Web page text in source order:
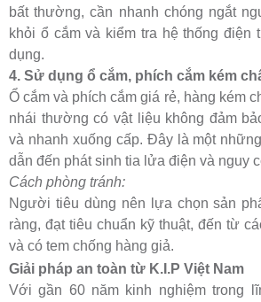
bất thường, cần nhanh chóng ngắt
khỏi ổ cắm và kiểm tra hệ thống
dụng.
4. Sử dụng ổ cắm, phích cắm kém
Ổ cắm và phích cắm giá rẻ, hàng kém
nhái thường có vật liệu không đảm
và nhanh xuống cấp. Đây là một
dẫn đến phát sinh tia lửa điện và nguy
Cách phòng tránh:
Người tiêu dùng nên lựa chọn sản
ràng, đạt tiêu chuẩn kỹ thuật, đến từ
và có tem chống hàng giả.
Giải pháp an toàn từ K.I.P Việt Nam
Với gần 60 năm kinh nghiệm trong